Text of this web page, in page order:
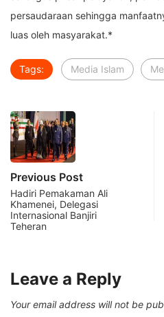
persaudaraan sehingga
luas oleh masyarakat.*
Tags: Media Islam
Previous Post
Hadiri Pemakaman Ali
Khamenei, Delegasi
Internasional Banjiri
Teheran
Leave a Reply
Your email address will not be